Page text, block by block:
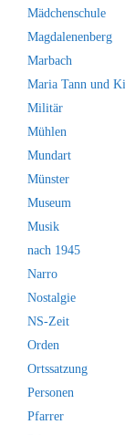
Mädchenschule
Magdalenenberg
Marbach
Maria Tann und
Militär
Mühlen
Mundart
Münster
Museum
Musik
nach 1945
Narro
Nostalgie
NS-Zeit
Orden
Ortssatzung
Personen
Pfarrer